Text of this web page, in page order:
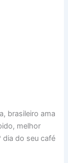
brasileiro ama
melhor
dia do seu café